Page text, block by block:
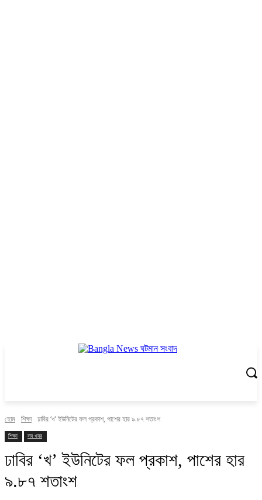
হোম শিক্ষা ঢাবির ‘খ’ ইউনিটের ফল প্রকাশ, পাশের হার ৯.৮৭ শতাংশ
শিক্ষা সব খবর
ঢাবির ‘খ’ ইউনিটের ফল প্রকাশ, পাশের হার
৯.৮৭ শতাংশ